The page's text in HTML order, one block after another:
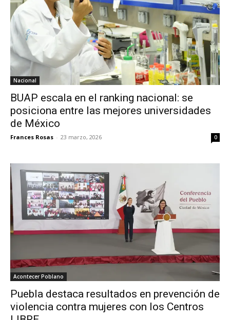
Nacional
BUAP escala en el ranking nacional: se
posiciona entre las mejores universidades
de México
Frances Rosas - 23 marzo, 2026 0
Acontecer Poblano
Puebla destaca resultados en prevención de
violencia contra mujeres con los Centros